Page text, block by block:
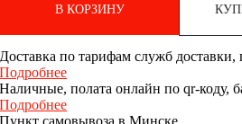
В КОРЗИНУ
Доставка по тарифам служб
Подробнее
Наличные, полата онлайн по qr-коду,
Подробнее
Пункт самовывоза в Минске.